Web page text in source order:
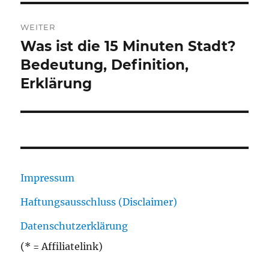
WEITER
Nächster
Beitrag:
Was ist die 15 Minuten Stadt?
Bedeutung, Definition,
Erklärung
Impressum
Haftungsausschluss (Disclaimer)
Datenschutzerklärung
(* = Affiliatelink)